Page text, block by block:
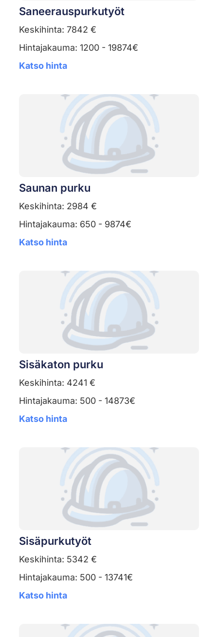
Saneerauspurkutyöt
Keskihinta: 7842 €
Hintajakauma: 1200 - 19874€
Katso hinta
Saunan purku
Keskihinta: 2984 €
Hintajakauma: 650 - 9874€
Katso hinta
Sisäkaton purku
Keskihinta: 4241 €
Hintajakauma: 500 - 14873€
Katso hinta
Sisäpurkutyöt
Keskihinta: 5342 €
Hintajakauma: 500 - 13741€
Katso hinta